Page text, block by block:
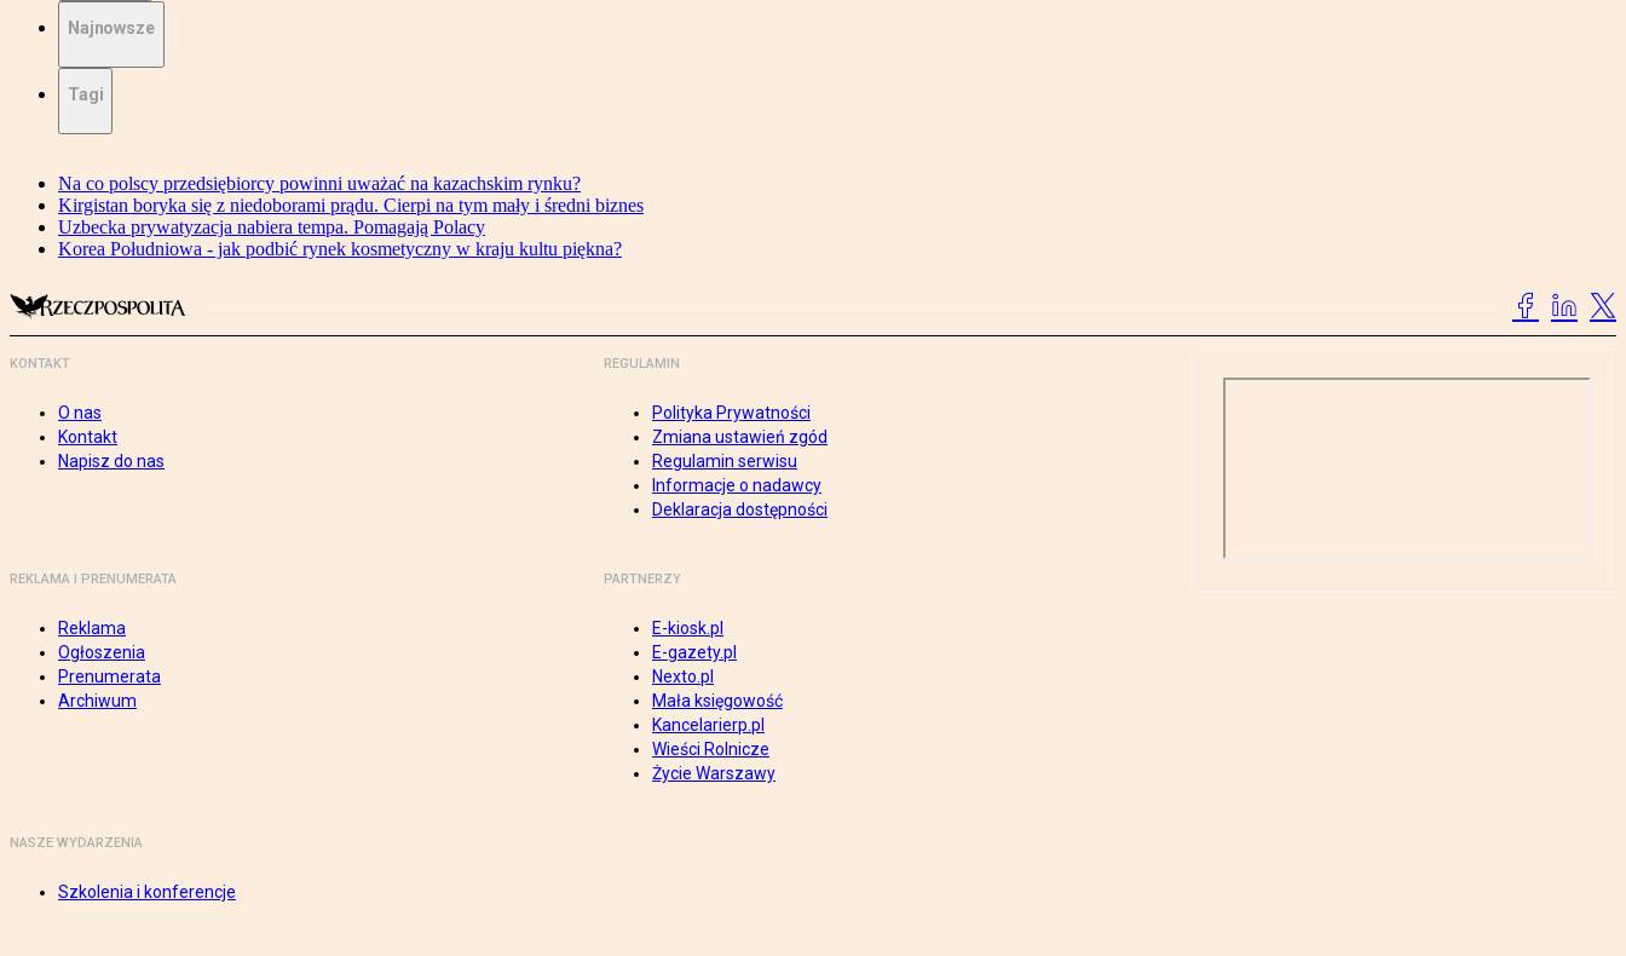
Najnowsze
Tagi
Na co polscy przedsiębiorcy powinni uważać na kazachskim rynku?
Kirgistan boryka się z niedoborami prądu. Cierpi na tym mały i średni biznes
Uzbecka prywatyzacja nabiera tempa. Pomagają Polacy
Korea Południowa - jak podbić rynek kosmetyczny w kraju kultu piękna?
KONTAKT
O nas
Kontakt
Napisz do nas
REGULAMIN
Polityka Prywatności
Zmiana ustawień zgód
Regulamin serwisu
Informacje o nadawcy
Deklaracja dostępności
REKLAMA I PRENUMERATA
Reklama
Ogłoszenia
Prenumerata
Archiwum
PARTNERZY
E-kiosk.pl
E-gazety.pl
Nexto.pl
Mała księgowość
Kancelarierp.pl
Wieści Rolnicze
Życie Warszawy
NASZE WYDARZENIA
Szkolenia i konferencje